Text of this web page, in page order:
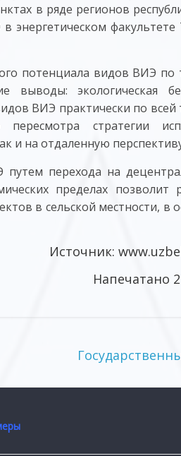
в ряде регионов
энергетическом
потенциала видов ВИЭ по
выводы: экологическая
ВИЭ практически по
стратегии
и на отдаленную
перехода на
пределах позволит
в сельской местности, в
Источник:
Напечатано